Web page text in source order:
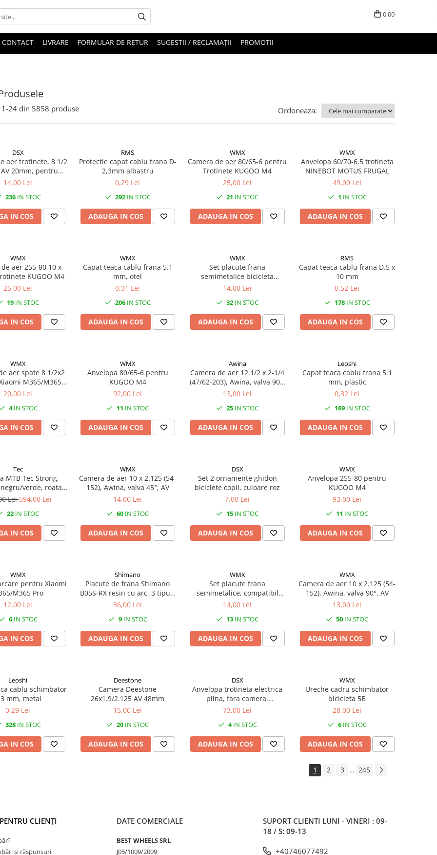
0,00
CONTACT LIVRARE FORMULAR DE RETUR SUGESTII / RECLAMAȚII PROMOTII
1-24 din 5858 produse Ordoneaza:
DSX
aer trotinete, 8 1/2
AV 20mm, pentru
M365/M365 Pro
14,00 Lei
236IN STOC
IN COS
RMS
Protectie capat cablu frana D-
2,3mm albastru
0,29 Lei
292IN STOC
ADAUGA IN COS
WMX
Camera de aer 80/65-6 pentru
Trotinete KUGOO M4
25,00 Lei
21 IN STOC
ADAUGA IN COS
WMX
Anvelopa 60/70-6.5 trotineta
NINEBOT MOTUS FRUGAL
49,00 Lei
1 IN STOC
ADAUGA IN COS
WMX
aer 255-80 10 x
KUGOO M4
25,00 Lei
19 IN STOC
IN COS
WMX
Capat teaca cablu frana 5.1
mm, otel
0,31 Lei
206IN STOC
ADAUGA IN COS
WMX
Set placute frana
semimetalice bicicleta
Shimano Deore BRM515
14,00 Lei
32 IN STOC
ADAUGA IN COS
RMS
Capat teaca cablu frana D.5 x
10 mm
0,52 Lei
178IN STOC
ADAUGA IN COS
WMX
aer spate 8 1/2x2
M365/M365
Pro, valva 90°
20,00 Lei
4IN STOC
IN COS
WMX
Anvelopa 80/65-6 pentru
KUGOO M4
92,00 Lei
11 IN STOC
ADAUGA IN COS
Awina
Camera de aer 12.1/2 x 2-1/4
(47/62-203), Awina, valva 90°,
AV 40mm
13,00 Lei
25 IN STOC
ADAUGA IN COS
Leoshi
Capat teaca cablu frana 5.1
mm, plastic
0,32 Lei
169IN STOC
ADAUGA IN COS
Tec
MTB Tec Strong,
verde, roata
cadru din otel
Lei594,00 Lei
22 IN STOC
IN COS
WMX
Camera de aer 10 x 2.125 (54-
152), Awina, valva 45°, AV
14,00 Lei
60 IN STOC
ADAUGA IN COS
DSX
Set 2 ornamente ghidon
biciclete copii, culoare roz
7,00 Lei
15 IN STOC
ADAUGA IN COS
WMX
Anvelopa 255-80 pentru
KUGOO M4
93,00 Lei
11 IN STOC
ADAUGA IN COS
WMX
pentru Xiaomi
M365 Pro
12,00 Lei
6IN STOC
IN COS
Shimano
Placute de frana Shimano
B05S-RX resin cu arc, 3 tipuri
de split pin
36,00 Lei
9IN STOC
ADAUGA IN COS
WMX
Set placute frana
semimetalice, compatibil
Shimano Deore LX BR-
07
14,00 Lei
13 IN STOC
ADAUGA IN COS
WMX
Camera de aer 10 x 2.125 (54-
152), Awina, valva 90°, AV
13,00 Lei
50 IN STOC
ADAUGA IN COS
Leoshi
cablu schimbator
mm, metal
0,29 Lei
328IN STOC
IN COS
Deestone
Camera Deestone
26x1.9/2.125 AV 48mm
15,00 Lei
20 IN STOC
ADAUGA IN COS
DSX
Anvelopa trotineta electrica
plina, fara camera,
dimensiune 10 x 2.5 (60/70-
73,00 Lei
4IN STOC
ADAUGA IN COS
WMX
Ureche cadru schimbator
bicicleta 5B
28,00 Lei
6IN STOC
ADAUGA IN COS
1 2 3 ... 245
CLIENȚI
și răspunsuri
DATE COMERCIALE
BEST WHEELS SRL
J05/1009/2009
SUPORT CLIENTI LUNI - VINERI : 09-
18 / S: 09-13
+40746077492